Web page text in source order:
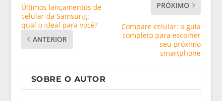
Últimos lançamentos de
celular da Samsung:
qual o ideal para você?
ANTERIOR
PRÓXIMO
Compare celular: o guia
completo para escolher
seu próximo
smartphone
SOBRE O AUTOR